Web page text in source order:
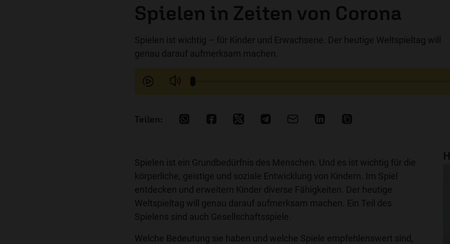
Spielen in Zeiten von Corona
Spielen ist wichtig – für Kinder und Erwachsene. Der heutige Weltspieltag will
genau darauf aufmerksam machen.
Spielen ist ein Grundbedürfnis des Menschen. Und es ist wichtig für die
körperliche, geistige und soziale Entwicklung von Kindern. Im Spiel
entdecken und erweitern Kinder diverse Fähigkeiten. Der heutige
Weltspieltag will genau darauf aufmerksam machen. Ein Teil des
Spielens sind auch Gesellschaftsspiele.
Welche Bedeutung sie haben und welche Spiele empfehlenswert sind,